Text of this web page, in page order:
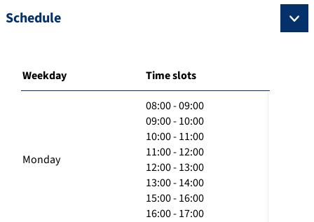
Schedule
Weekday Time slots
Monday
08:00 - 09:00
09:00 - 10:00
10:00 - 11:00
11:00 - 12:00
12:00 - 13:00
13:00 - 14:00
15:00 - 16:00
16:00 - 17:00